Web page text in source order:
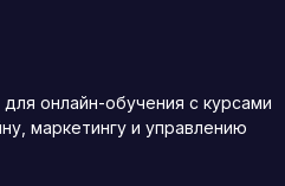
онлайн-обучения с курсами
маркетингу и управлению